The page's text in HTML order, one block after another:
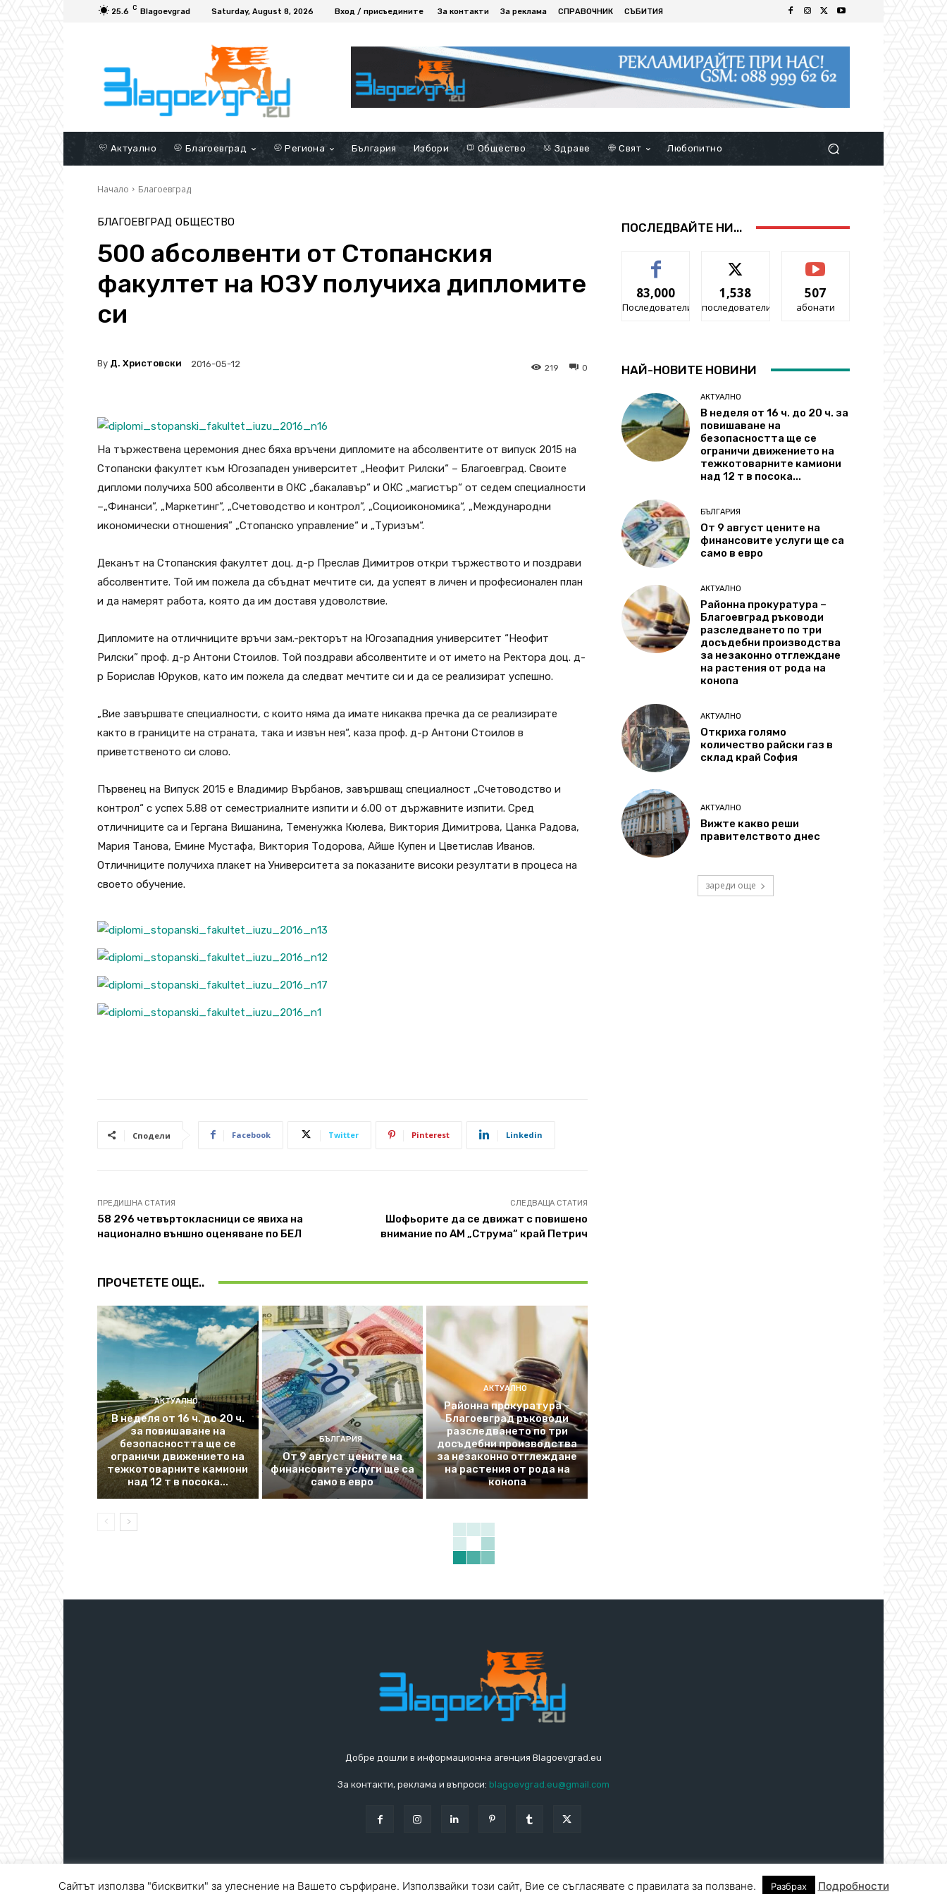
25.6 C Blagoevgrad Saturday, August 8, 2026 Вход / присъедините За контакти За реклама СПРАВОЧНИК СЪБИТИЯ
Актуално Благоевград Региона България Избори Общество Здраве Свят Любопитно
Начало Благоевград
БЛАГОЕВГРАД ОБЩЕСТВО
500 абсолвенти от Стопанския
факултет на ЮЗУ получиха дипломите
си
By Д. Христовски 2016-05-12 0
219
На тържествена церемония днес бяха връчени дипломите на абсолвентите от випуск 2015 на
Стопански факултет към Югозападен университет „Неофит Рилски“ – Благоевград. Своите
дипломи получиха 500 абсолвенти в ОКС „бакалавър“ и ОКС „магистър“ от седем специалности
–„Финанси”, „Маркетинг”, „Счетоводство и контрол”, „Социоикономика“, „Международни
икономически отношения” „Стопанско управление“ и „Туризъм“.
Деканът на Стопанския факултет доц. д-р Преслав Димитров откри тържеството и поздрави
абсолвентите. Той им пожела да сбъднат мечтите си, да успеят в личен и професионален план
и да намерят работа, която да им доставя удоволствие.
Дипломите на отличниците връчи зам.-ректорът на Югозападния университет “Неофит
Рилски” проф. д-р Антони Стоилов. Той поздрави абсолвентите и от името на Ректора доц. д-
р Борислав Юруков, като им пожела да следват мечтите си и да се реализират успешно.
„Вие завършвате специалности, с които няма да имате никаква пречка да се реализирате
както в границите на страната, така и извън нея“, каза проф. д-р Антони Стоилов в
приветственото си слово.
Първенец на Випуск 2015 е Владимир Върбанов, завършващ специалност „Счетоводство и
контрол“ с успех 5.88 от семестриалните изпити и 6.00 от държавните изпити. Сред
отличниците са и Гергана Вишанина, Теменужка Кюлева, Виктория Димитрова, Цанка Радова,
Мария Танова, Емине Мустафа, Виктория Тодорова, Айше Купен и Цветислав Иванов.
Отличниците получиха плакет на Университета за показаните високи резултати в процеса на
своето обучение.
Сподели Facebook Twitter Pinterest Linkedin
ПРЕДИШНА СТАТИЯ
58 296 четвъртокласници се явиха на
национално външно оценяване по БЕЛ
СЛЕДВАЩА СТАТИЯ
Шофьорите да се движат с повишено
внимание по АМ „Струма“ край Петрич
ПРОЧЕТЕТЕ ОЩЕ..
АКТУАЛНО
В неделя от 16 ч. до 20 ч.
за повишаване на
безопасността ще се
ограничи движението на
тежкотоварните камиони
над 12 т в посока...
БЪЛГАРИЯ
От 9 август цените на
финансовите услуги ще са
само в евро
АКТУАЛНО
Районна прокуратура –
Благоевград ръководи
разследването по три
досъдебни производства
за незаконно отглеждане
на растения от рода на
конопа
ПОСЛЕДВАЙТЕ НИ...
83,000
Последователи
1,538
последователи
507
абонати
НАЙ-НОВИТЕ НОВИНИ
АКТУАЛНО
В неделя от 16 ч. до 20 ч. за
повишаване на
безопасността ще се
ограничи движението на
тежкотоварните камиони
над 12 т в посока...
БЪЛГАРИЯ
От 9 август цените на
финансовите услуги ще са
само в евро
АКТУАЛНО
Районна прокуратура –
Благоевград ръководи
разследването по три
досъдебни производства
за незаконно отглеждане
на растения от рода на
конопа
АКТУАЛНО
Откриха голямо
количество райски газ в
склад край София
АКТУАЛНО
Вижте какво реши
правителството днес
зареди още
Добре дошли в информационна агенция Blagoevgrad.eu
За контакти, реклама и въпроси: blagoevgrad.eu@gmail.com
Сайтът използва "бисквитки" за улеснение на Вашето сърфиране. Използвайки този сайт, Вие се съгласявате с правилата за ползване. Разбрах Подробности